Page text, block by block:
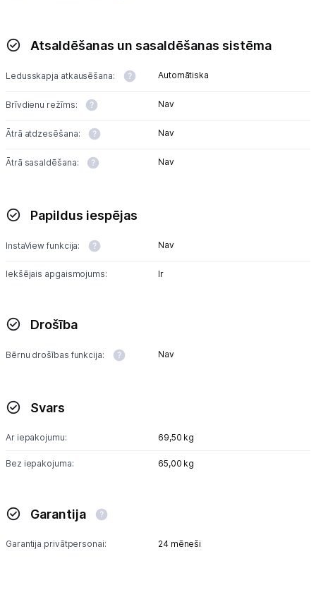
Tet pakalpojumi
Informācija
Atsaldēšanas un sasaldēšanas sistēma
Ledusskapja atkausēšana: Automātiska
Brīvdienu režīms: Nav
Ātrā atdzesēšana: Nav
Ātrā sasaldēšana: Nav
Papildus iespējas
InstaView funkcija: Nav
Iekšējais apgaismojums: Ir
Drošība
Bērnu drošības funkcija: Nav
Svars
Ar iepakojumu: 69,50 kg
Bez iepakojuma: 65,00 kg
Garantija
Garantija privātpersonai: 24 mēneši